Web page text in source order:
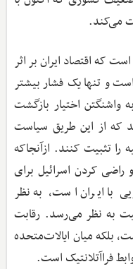
می‌کند.
که اقتصاد ایران بر اثر
و تنها یک فشار بیشتر
واشنگتن اختیار بازگشت
که از این طریق سیاست
را تثبیت کنند. ازآنجاکه
راضی کردن اسرائیل برای
با ایران است، به نظر
به نظر می‌رسد. رقابت
بلکه میان ایالات‌متحده
فراآتلانتیک است.